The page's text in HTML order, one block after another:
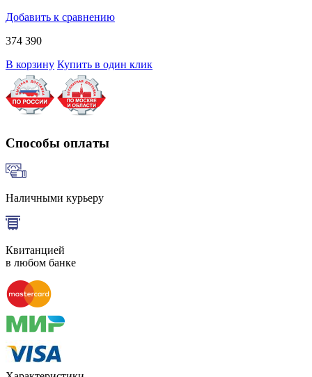
Добавить к сравнению
374 390
В корзину Купить в один клик
Способы оплаты
Наличными курьеру
Квитанцией
в любом банке